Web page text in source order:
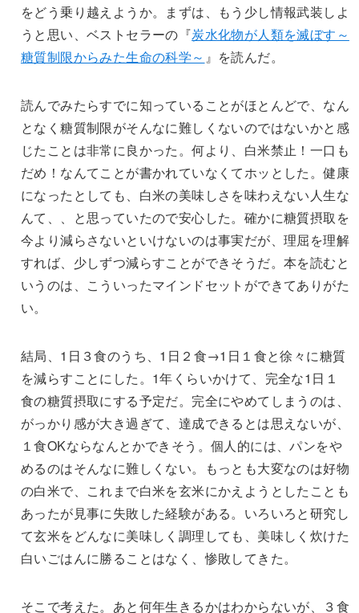
をどう乗り越えようか。まずは、もう少し情報武装しよ
うと思い、ベストセラーの『炭水化物が人類を滅ぼす～
糖質制限からみた生命の科学～ 』を読んだ。
読んでみたらすでに知っていることがほとんどで、なん
となく糖質制限がそんなに難しくないのではないかと感
じたことは非常に良かった。何より、白米禁止！一口も
だめ！なんてことが書かれていなくてホッとした。健康
になったとしても、白米の美味しさを味わえない人生な
んて、、と思っていたので安心した。確かに糖質摂取を
今より減らさないといけないのは事実だが、理屈を理解
すれば、少しずつ減らすことができそうだ。本を読むと
いうのは、こういったマインドセットができてありがた
い。
結局、1日３食のうち、1日２食→1日１食と徐々に糖質
を減らすことにした。1年くらいかけて、完全な1日１
食の糖質摂取にする予定だ。完全にやめてしまうのは、
がっかり感が大き過ぎて、達成できるとは思えないが、
１食OKならなんとかできそう。個人的には、パンをや
めるのはそんなに難しくない。もっとも大変なのは好物
の白米で、これまで白米を玄米にかえようとしたことも
あったが見事に失敗した経験がある。いろいろと研究し
て玄米をどんなに美味しく調理しても、美味しく炊けた
白いごはんに勝ることはなく、惨敗してきた。
そこで考えた。あと何年生きるかはわからないが、３食